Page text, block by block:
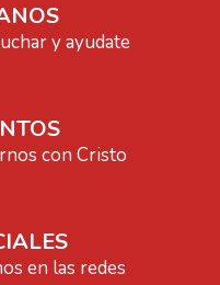
y ayudate
con Cristo
en las redes